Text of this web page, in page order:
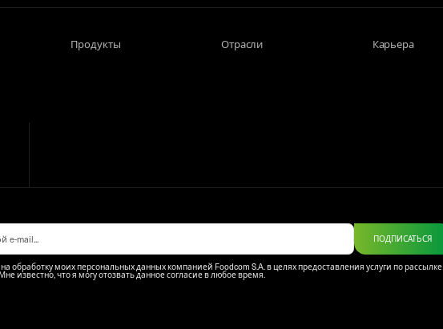
Продукты Отрасли Карьера
на обработку моих персональных данных компанией Foodcom S.A. в целях предоставления услуги по рассылке
известно, что я могу отозвать данное согласие в любое время.
ПОДПИСАТЬСЯ